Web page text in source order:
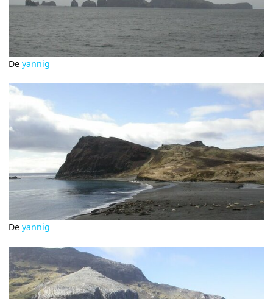
Deyannig
Deyannig